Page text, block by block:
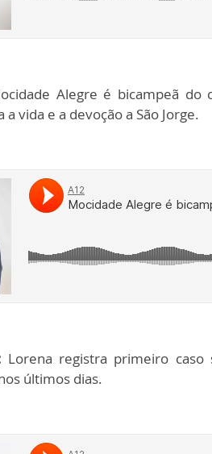
Alegre é bicampeã do
vida e a devoção a São Jorge.
Lorena registra primeiro caso
últimos dias.